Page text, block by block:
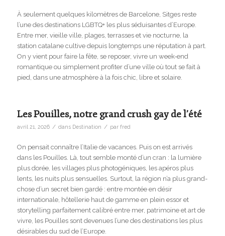
À seulement quelques kilomètres de Barcelone, Sitges reste
l’une des destinations LGBTQ+ les plus séduisantes d’Europe.
Entre mer, vieille ville, plages, terrasses et vie nocturne, la
station catalane cultive depuis longtemps une réputation à part.
On y vient pour faire la fête, se reposer, vivre un week-end
romantique ou simplement profiter d’une ville où tout se fait à
pied, dans une atmosphère à la fois chic, libre et solaire.
Les Pouilles, notre grand crush gay de l’été
avril 21, 2026 / dans Destination / par fred
On pensait connaître l’Italie de vacances. Puis on est arrivés
dans les Pouilles. Là, tout semble monté d’un cran : la lumière
plus dorée, les villages plus photogéniques, les apéros plus
lents, les nuits plus sensuelles. Surtout, la région n’a plus grand-
chose d’un secret bien gardé : entre montée en désir
internationale, hôtellerie haut de gamme en plein essor et
storytelling parfaitement calibré entre mer, patrimoine et art de
vivre, les Pouilles sont devenues l’une des destinations les plus
désirables du sud de l’Europe.